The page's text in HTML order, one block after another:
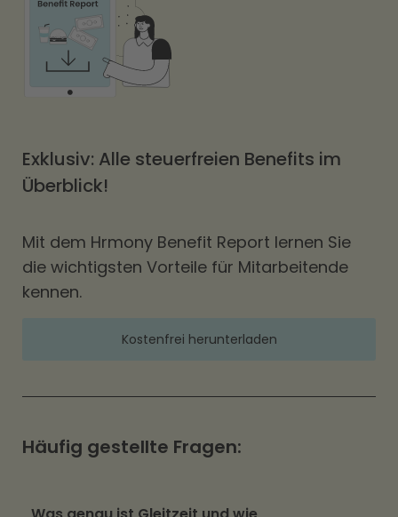
Exklusiv: Alle steuerfreien Benefits im
Überblick!
Mit dem Hrmony Benefit Report lernen Sie
die wichtigsten Vorteile für Mitarbeitende
kennen.
Kostenfrei herunterladen
Häufig gestellte Fragen: